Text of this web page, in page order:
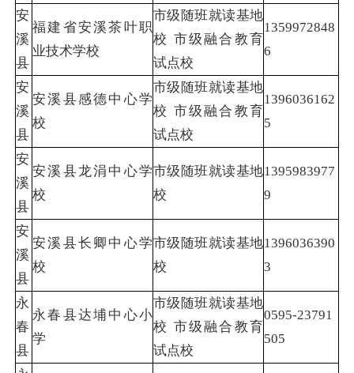
安
溪
县
福建省安溪茶叶职
业技术学校
市级随班就读基地
校 市级融合教育
试点校
1359972848
6
安
溪
县
安溪县感德中心学
校
市级随班就读基地
校 市级融合教育
试点校
1396036162
5
安
溪
县
安溪县龙涓中心学
校
市级随班就读基地
校
1395983977
9
安
溪
县
安溪县长卿中心学
校
市级随班就读基地
校
1396036390
3
永
春
县
永春县达埔中心小
学
市级随班就读基地
校 市级融合教育
试点校
0595-23791
505